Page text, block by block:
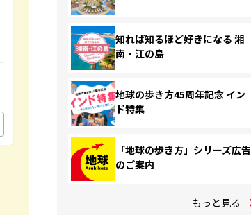
知れば知るほど好きになる 湘
南・江の島
地球の歩き方45周年記念 イン
ド特集
「地球の歩き方」シリーズ広告
のご案内
もっと見る